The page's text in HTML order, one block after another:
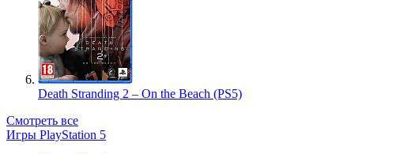
Death Stranding 2 – On the Beach (PS5)
Смотреть все
Игры PlayStation 5